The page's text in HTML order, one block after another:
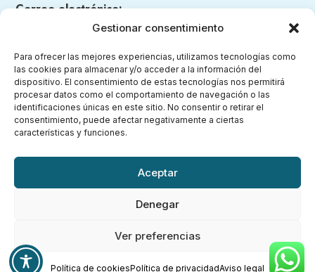
Gestionar consentimiento
Para ofrecer las mejores experiencias, utilizamos tecnologías como
las cookies para almacenar y/o acceder a la información del
dispositivo. El consentimiento de estas tecnologías nos permitirá
procesar datos como el comportamiento de navegación o las
identificaciones únicas en este sitio. No consentir o retirar el
consentimiento, puede afectar negativamente a ciertas
características y funciones.
Aceptar
Denegar
Ver preferencias
Política de cookiesPolítica de privacidadAviso legal
Correo electrónico:
nuestrosmomentosmontessori@gmail.com
Legal
Aviso legal
Política de cookies (UE)
Accesibilidad